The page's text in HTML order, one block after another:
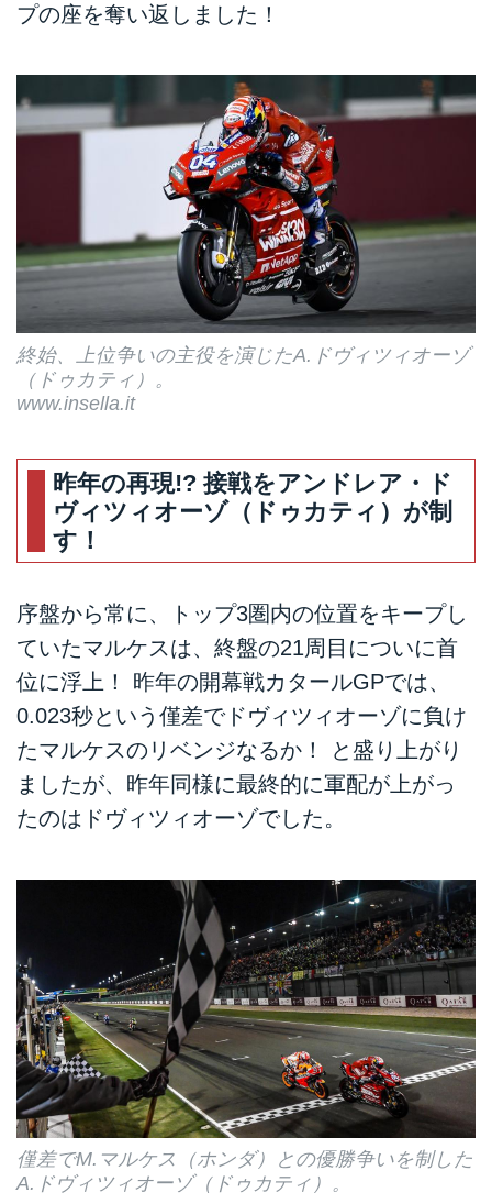
プの座を奪い返しました！
終始、上位争いの主役を演じたA.ドヴィツィオーゾ
（ドゥカティ）。
www.insella.it
昨年の再現!? 接戦をアンドレア・ド
ヴィツィオーゾ（ドゥカティ）が制
す！
序盤から常に、トップ3圏内の位置をキープし
ていたマルケスは、終盤の21周目についに首
位に浮上！ 昨年の開幕戦カタールGPでは、
0.023秒という僅差でドヴィツィオーゾに負け
たマルケスのリベンジなるか！ と盛り上がり
ましたが、昨年同様に最終的に軍配が上がっ
たのはドヴィツィオーゾでした。
僅差でM.マルケス（ホンダ）との優勝争いを制した
A.ドヴィツィオーゾ（ドゥカティ）。